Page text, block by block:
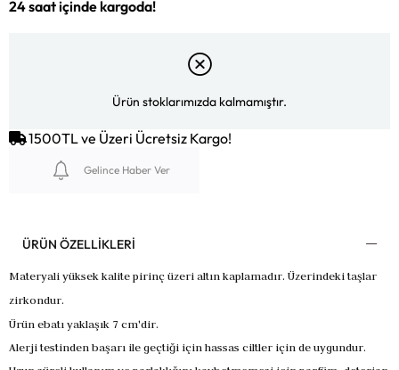
Ürün stoklarımızda kalmamıştır.
1500TL ve Üzeri Ücretsiz Kargo!
Gelince Haber Ver
ÜRÜN ÖZELLIKLERI
Materyali yüksek kalite pirinç üzeri altın kaplamadır. Üzerindeki taşlar
zirkondur.
Ürün ebatı yaklaşık 7 cm'dir.
Alerji testinden başarı ile geçtiği için hassas ciltler için de uygundur.